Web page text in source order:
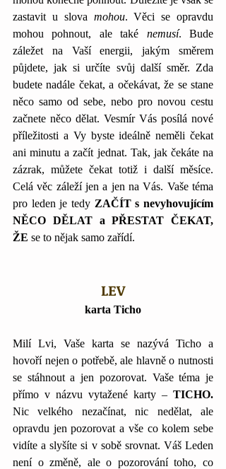
zastavit u slova mohou. Věci se opravdu
mohou pohnout, ale také nemusí. Bude
záležet na Vaší energii, jakým směrem
půjdete, jak si určíte svůj další směr. Zda
budete nadále čekat, a očekávat, že se stane
něco samo od sebe, nebo pro novou cestu
začnete něco dělat. Vesmír Vás posílá nové
příležitosti a Vy byste ideálně neměli čekat
ani minutu a začít jednat. Tak, jak čekáte na
zázrak, můžete čekat totiž i další měsíce.
Celá věc záleží jen a jen na Vás. Vaše téma
pro leden je tedy ZAČÍT s nevyhovujícím
NĚCO DĚLAT a PŘESTAT ČEKAT,
ŽE se to nějak samo zařídí.
LEV
karta Ticho
Milí Lvi, Vaše karta se nazývá Ticho a
hovoří nejen o potřebě, ale hlavně o nutnosti
se stáhnout a jen pozorovat. Vaše téma je
přímo v názvu vytažené karty – TICHO.
Nic velkého nezačínat, nic nedělat, ale
opravdu jen pozorovat a vše co kolem sebe
vidíte a slyšíte si v sobě srovnat. Váš Leden
není o změně, ale o pozorování toho, co